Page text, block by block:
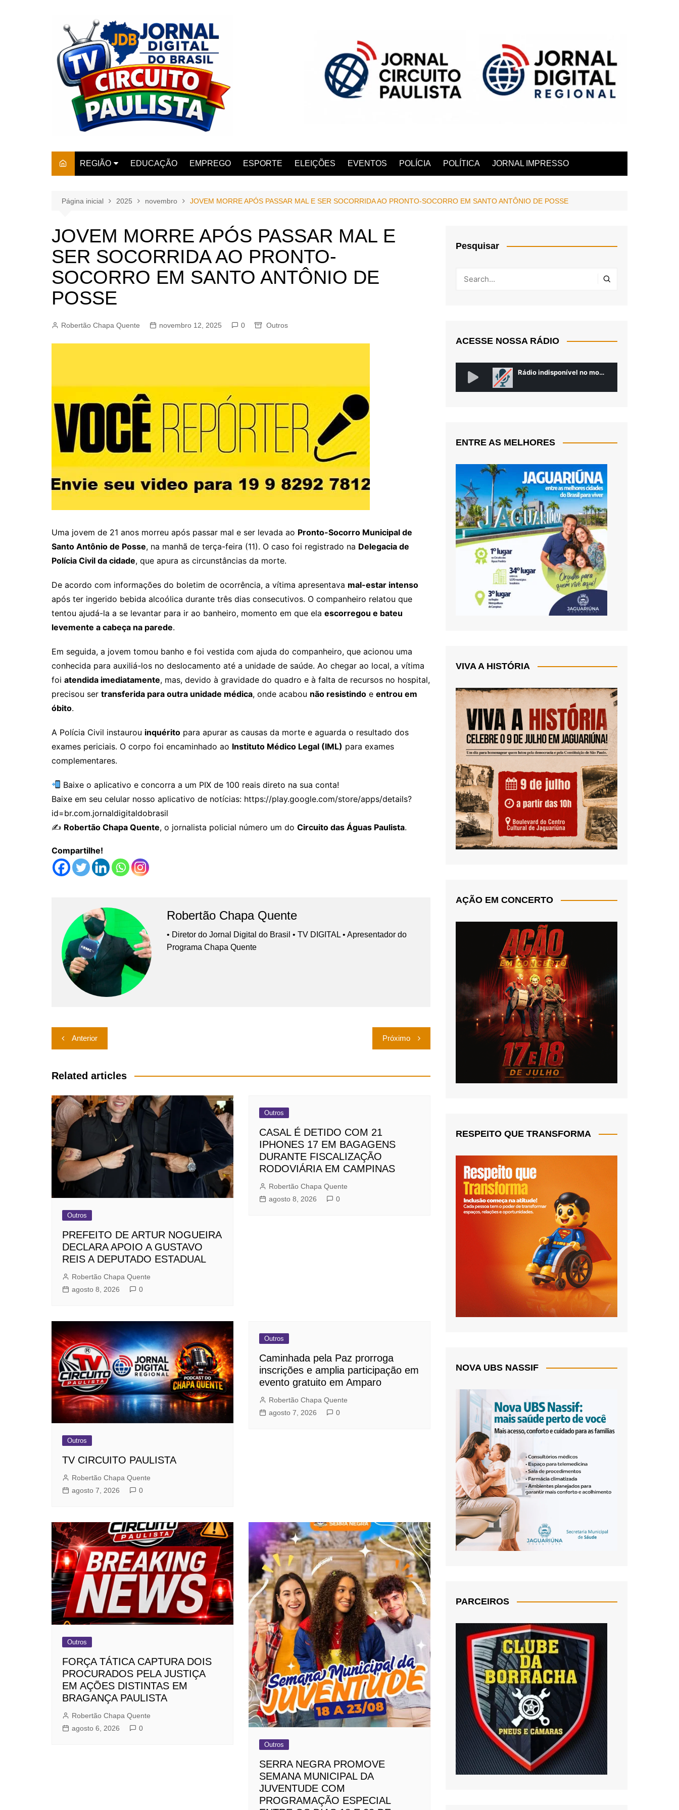
REGIÃO
AMPARO
BARRETOS
CAMPINAS
JAGUARIÚNA
PEDREIRA
RIBEIRÃO PRETO
EDUCAÇÃO EMPREGO ESPORTE ELEIÇÕES EVENTOS POLÍCIA POLÍTICA JORNAL IMPRESSO
Página inicial 2025 novembro JOVEM MORRE APÓS PASSAR MAL E SER SOCORRIDA AO PRONTO-SOCORRO EM SANTO ANTÔNIO DE POSSE
JOVEM MORRE APÓS PASSAR MAL E
SER SOCORRIDA AO PRONTO-
SOCORRO EM SANTO ANTÔNIO DE
POSSE
Robertão Chapa Quente novembro 12, 2025 0 Outros
Uma jovem de 21 anos morreu após passar mal e ser levada ao Pronto-Socorro Municipal de
Santo Antônio de Posse, na manhã de terça-feira (11). O caso foi registrado na Delegacia de
Polícia Civil da cidade, que apura as circunstâncias da morte.
De acordo com informações do boletim de ocorrência, a vítima apresentava mal-estar intenso
após ter ingerido bebida alcoólica durante três dias consecutivos. O companheiro relatou que
tentou ajudá-la a se levantar para ir ao banheiro, momento em que ela escorregou e bateu
levemente a cabeça na parede.
Em seguida, a jovem tomou banho e foi vestida com ajuda do companheiro, que acionou uma
conhecida para auxiliá-los no deslocamento até a unidade de saúde. Ao chegar ao local, a vítima
foi atendida imediatamente, mas, devido à gravidade do quadro e à falta de recursos no hospital,
precisou ser transferida para outra unidade médica, onde acabou não resistindo e entrou em
óbito.
A Polícia Civil instaurou inquérito para apurar as causas da morte e aguarda o resultado dos
exames periciais. O corpo foi encaminhado ao Instituto Médico Legal (IML) para exames
complementares.
Baixe o aplicativo e concorra a um PIX de 100 reais direto na sua conta!
Baixe em seu celular nosso aplicativo de notícias: https://play.google.com/store/apps/details?
id=br.com.jornaldigitaldobrasil
✍️ Robertão Chapa Quente, o jornalista policial número um do Circuito das Águas Paulista.
Compartilhe!
Robertão Chapa Quente
• Diretor do Jornal Digital do Brasil • TV DIGITAL • Apresentador do
Programa Chapa Quente
Navegação
de
Post
Anterior Próximo
Related articles
Outros
PREFEITO DE ARTUR NOGUEIRA
DECLARA APOIO A GUSTAVO
REIS A DEPUTADO ESTADUAL
Robertão Chapa Quente
agosto 8, 2026
0
Outros
CASAL É DETIDO COM 21
IPHONES 17 EM BAGAGENS
DURANTE FISCALIZAÇÃO
RODOVIÁRIA EM CAMPINAS
Robertão Chapa Quente
agosto 8, 2026
0
Outros
TV CIRCUITO PAULISTA
Robertão Chapa Quente
agosto 7, 2026
0
Outros
Caminhada pela Paz prorroga
inscrições e amplia participação em
evento gratuito em Amparo
Robertão Chapa Quente
agosto 7, 2026
0
Outros
FORÇA TÁTICA CAPTURA DOIS
PROCURADOS PELA JUSTIÇA
EM AÇÕES DISTINTAS EM
BRAGANÇA PAULISTA
Robertão Chapa Quente
agosto 6, 2026
0
Outros
SERRA NEGRA PROMOVE
SEMANA MUNICIPAL DA
JUVENTUDE COM
PROGRAMAÇÃO ESPECIAL
Pesquisar
ACESSE NOSSA RÁDIO
ENTRE AS MELHORES
VIVA A HISTÓRIA
AÇÃO EM CONCERTO
RESPEITO QUE TRANSFORMA
NOVA UBS NASSIF
PARCEIROS